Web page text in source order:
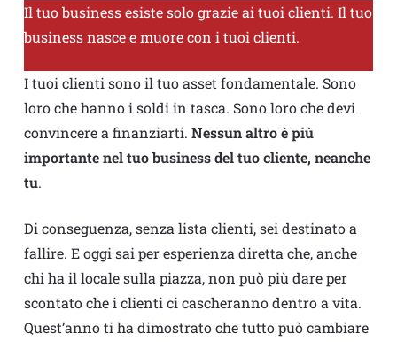
Il tuo business esiste solo grazie ai tuoi clienti. Il tuo
business nasce e muore con i tuoi clienti.
I tuoi clienti sono il tuo asset fondamentale. Sono
loro che hanno i soldi in tasca. Sono loro che devi
convincere a finanziarti. Nessun altro è più
importante nel tuo business del tuo cliente, neanche
tu.
Di conseguenza, senza lista clienti, sei destinato a
fallire. E oggi sai per esperienza diretta che, anche
chi ha il locale sulla piazza, non può più dare per
scontato che i clienti ci cascheranno dentro a vita.
Quest’anno ti ha dimostrato che tutto può cambiare